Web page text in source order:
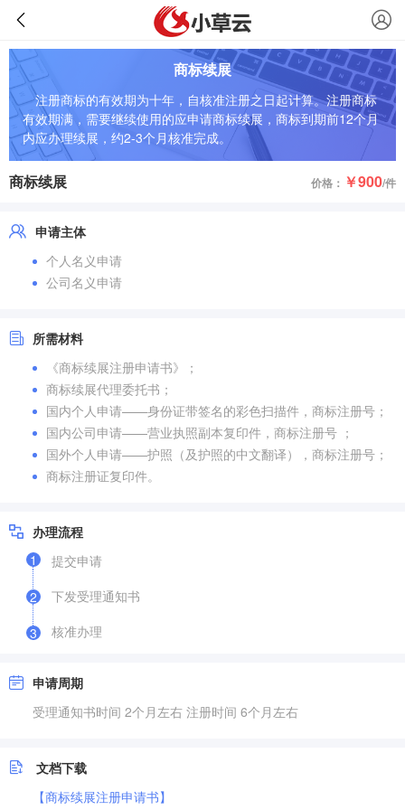
商标续展
注册商标的有效期为十年，自核准注册之日起计算。注册商标
有效期满，需要继续使用的应申请商标续展，商标到期前12个月
内应办理续展，约2-3个月核准完成。
商标续展 价格： ￥900/件
申请主体
个人名义申请
公司名义申请
所需材料
《商标续展注册申请书》；
商标续展代理委托书；
国内个人申请——身份证带签名的彩色扫描件，商标注册号；
国内公司申请——营业执照副本复印件，商标注册号 ；
国外个人申请——护照（及护照的中文翻译），商标注册号；
商标注册证复印件。
办理流程
1
提交申请
2
下发受理通知书
3 核准办理
申请周期
受理通知书时间 2个月左右 注册时间 6个月左右
文档下载
【商标续展注册申请书】